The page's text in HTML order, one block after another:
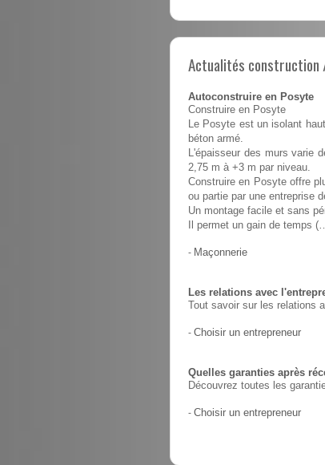
Actualités
Autoconstruire en Posyte
Construire en Posyte
Le Posyte est un isolant
béton armé.
L'épaisseur des murs varie
2,75 m à +3 m par niveau.
Construire en Posyte offre
ou partie par une entreprise
Un montage facile et sans
Il permet un gain de temps
- Maçonnerie
Les relations avec
Tout savoir sur les relations
- Choisir un entrepreneur
Quelles garanties après
Découvrez toutes les
- Choisir un entrepreneur